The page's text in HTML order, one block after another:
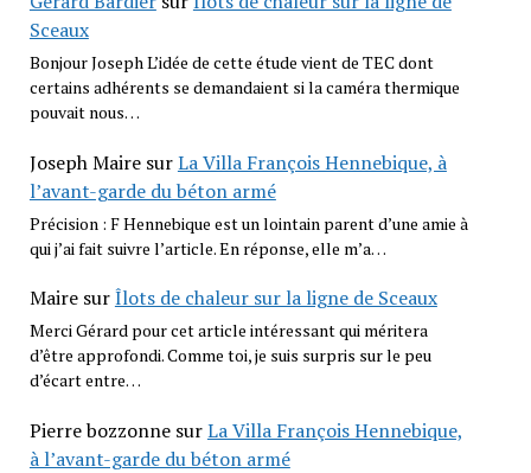
Sceaux
Bonjour Joseph L’idée de cette étude vient de TEC dont
certains adhérents se demandaient si la caméra thermique
pouvait nous…
Joseph MairesurLa Villa François Hennebique, à
l’avant-garde du béton armé
Précision : F Hennebique est un lointain parent d’une amie à
qui j’ai fait suivre l’article. En réponse, elle m’a…
MairesurÎlots de chaleur sur la ligne de Sceaux
Merci Gérard pour cet article intéressant qui méritera
d’être approfondi. Comme toi, je suis surpris sur le peu
d’écart entre…
Pierre bozzonnesurLa Villa François Hennebique,
à l’avant-garde du béton armé